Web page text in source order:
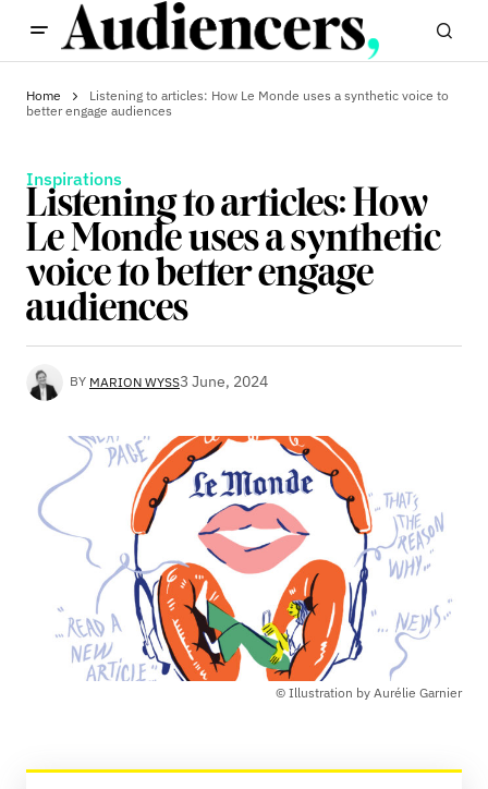
Home
Listening to articles: How Le Monde uses a synthetic voice to
better engage audiences
Inspirations
Listening to articles: How
Le Monde uses a synthetic
voice to better engage
audiences
BY MARION WYSS3 June, 2024
© Illustration by Aurélie Garnier